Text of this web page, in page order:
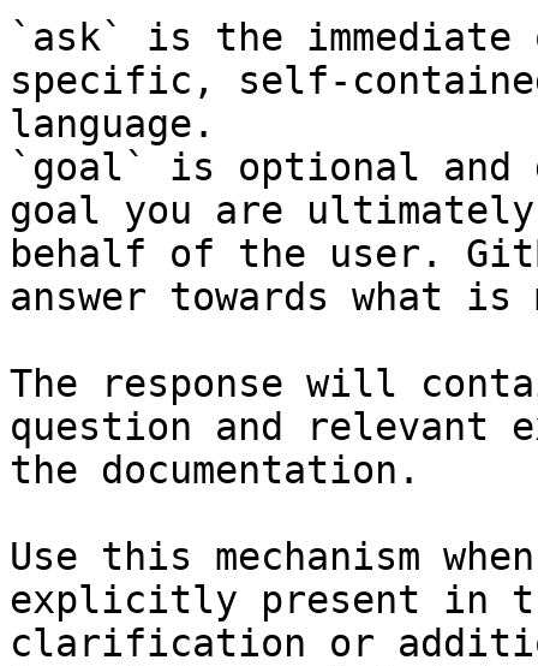
`ask` is the
specific, self-
language.
`goal` is optional and
goal you are
behalf of the user.
answer towards what
The response will
question and relevant
the documentation.
Use this mechanism
explicitly present in
clarification or